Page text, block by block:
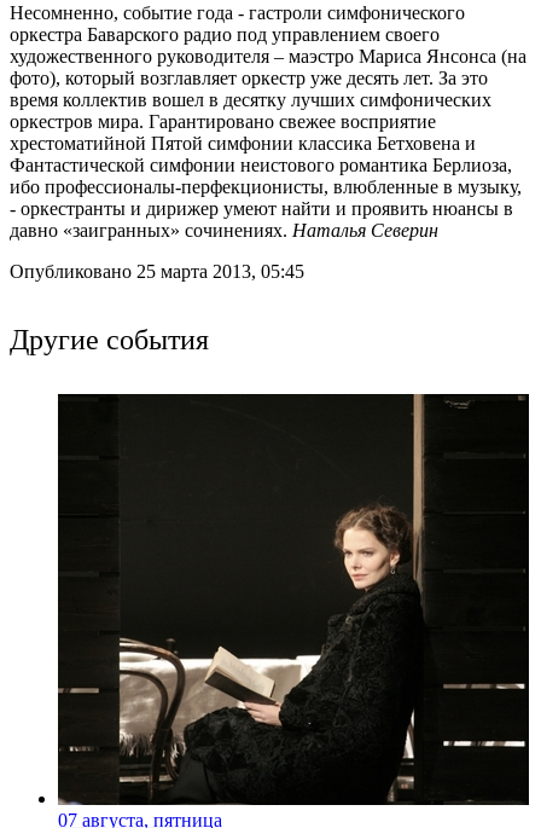
Несомненно, событие года - гастроли симфонического
оркестра Баварского радио под управлением своего
художественного руководителя – маэстро Мариса Янсонса (на
фото), который возглавляет оркестр уже десять лет. За это
время коллектив вошел в десятку лучших симфонических
оркестров мира. Гарантировано свежее восприятие
хрестоматийной Пятой симфонии классика Бетховена и
Фантастической симфонии неистового романтика Берлиоза,
ибо профессионалы-перфекционисты, влюбленные в музыку,
- оркестранты и дирижер умеют найти и проявить нюансы в
давно «заигранных» сочинениях. Наталья Северин
Опубликовано 25 марта 2013, 05:45
Другие события
07 августа, пятница